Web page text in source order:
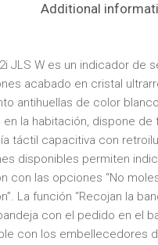
Additional
JLS W es un indicador de
acabado en cristal
antihuellas de color
en la habitación, dispone
táctil capacitiva con
disponibles permiten
con las opciones “No
La función “Recojan la
con el pedido en el
con los embellecedores